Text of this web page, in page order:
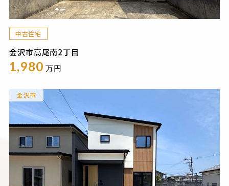
中古住宅
金沢市高尾南2丁目
1,980 万円
金沢市